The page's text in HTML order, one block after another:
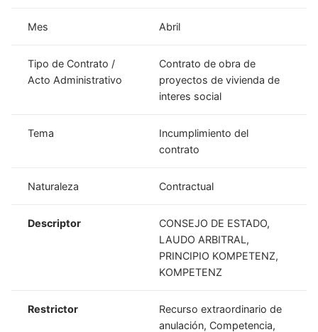
Mes Abril
Tipo de Contrato /
Acto Administrativo
Contrato de obra de
proyectos de vivienda de
interes social
Tema
Incumplimiento del
contrato
Naturaleza Contractual
Descriptor
CONSEJO DE ESTADO,
LAUDO ARBITRAL,
PRINCIPIO KOMPETENZ,
KOMPETENZ
Restrictor
Recurso extraordinario de
anulación, Competencia,